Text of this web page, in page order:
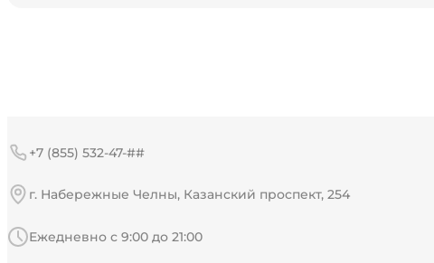
+7 (855) 532-47-##
г. Набережные Челны, Казанский проспект, 254
Ежедневно с 9:00 до 21:00